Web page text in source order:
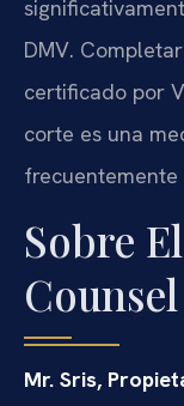
DMV.
certificado por
corte es una
frecuentemente
Sobre
Mr. Sris,